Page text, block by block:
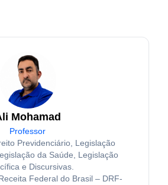
Mohamad
Professor
Previdenciário, Legislação
da Saúde, Legislação
e Discursivas.
Federal do Brasil – DRF-